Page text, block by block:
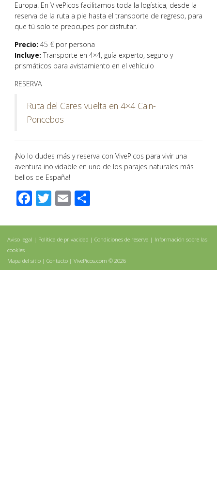
Europa. En VivePicos facilitamos toda la logística, desde la
reserva de la ruta a pie hasta el transporte de regreso, para
que tú solo te preocupes por disfrutar.
Precio: 45 € por persona
Incluye: Transporte en 4×4, guía experto, seguro y
prismáticos para avistamiento en el vehículo
RESERVA
Ruta del Cares vuelta en 4×4 Cain-
Poncebos
¡No lo dudes más y reserva con VivePicos para vivir una
aventura inolvidable en uno de los parajes naturales más
bellos de España!
Facebook
Twitter
Email
Aviso legal | Política de privacidad | Condiciones de reserva | Información sobre las
cookies
Mapa del sitio | Contacto | VivePicos.com © 2026